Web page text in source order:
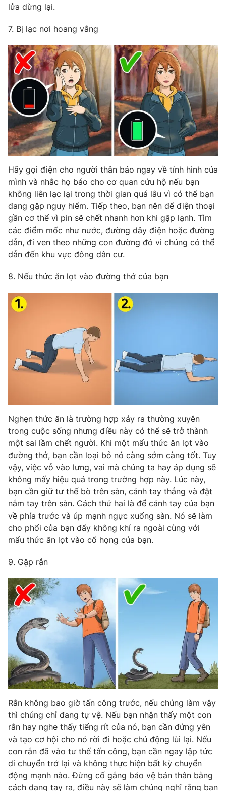
lửa dừng lại.
7. Bị lạc nơi hoang vắng
Hãy gọi điện cho người thân báo ngay về tính hình của
mình và nhắc họ báo cho cơ quan cứu hộ nếu bạn
không liên lạc lại trong thời gian quá lâu vì có thể bạn
đang gặp nguy hiểm. Tiếp theo, bạn nên để điện thoại
gần cơ thể vì pin sẽ chết nhanh hơn khi gặp lạnh. Tìm
các điểm mốc như nước, đường dây điện hoặc đường
dẫn, đi ven theo những con đường đó vì chúng có thể
dẫn đến khu vực đông dân cư.
8. Nếu thức ăn lọt vào đường thở của bạn
Nghẹn thức ăn là trường hợp xảy ra thường xuyên
trong cuộc sống nhưng điều này có thể sẽ trở thành
một sai lầm chết người. Khi một mẩu thức ăn lọt vào
đường thở, bạn cần loại bỏ nó càng sớm càng tốt. Tuy
vậy, việc vỗ vào lưng, vai mà chúng ta hay áp dụng sẽ
không mấy hiệu quả trong trường hợp này. Lúc này,
bạn cần giữ tư thế bò trên sàn, cánh tay thẳng và đặt
nắm tay trên sàn. Cách thứ hai là để cánh tay của bạn
về phía trước và úp mạnh ngực xuống sàn. Nó sẽ làm
cho phổi của bạn đẩy không khí ra ngoài cùng với
mẩu thức ăn lọt vào cổ họng của bạn.
9. Gặp rắn
Rắn không bao giờ tấn công trước, nếu chúng làm vậy
thì chúng chỉ đang tự vệ. Nếu bạn nhận thấy một con
rắn hay nghe thấy tiếng rít của nó, bạn cần đứng yên
và tạo cơ hội cho nó rời đi hoặc chủ động lùi lại. Nếu
con rắn đã vào tư thế tấn công, bạn cần ngay lập tức
di chuyển trở lại và không thực hiện bất kỳ chuyển
động mạnh nào. Đừng cố gắng bảo vệ bản thân bằng
cách dang tay ra, điều này sẽ làm chúng nghĩ rằng bạn